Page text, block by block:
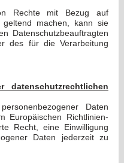
Rechte mit Bezug auf
geltend machen, kann sie
Datenschutzbeauftragten
des für die Verarbeitung
Daten
Europäischen Richtlinien-
Recht, eine Einwilligung
Daten jederzeit zu